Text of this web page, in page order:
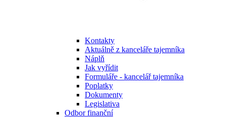
Kontakty
Aktuálně z kanceláře tajemníka
Náplň
Jak vyřídit
Formuláře - kancelář tajemníka
Poplatky
Dokumenty
Legislativa
Odbor finanční